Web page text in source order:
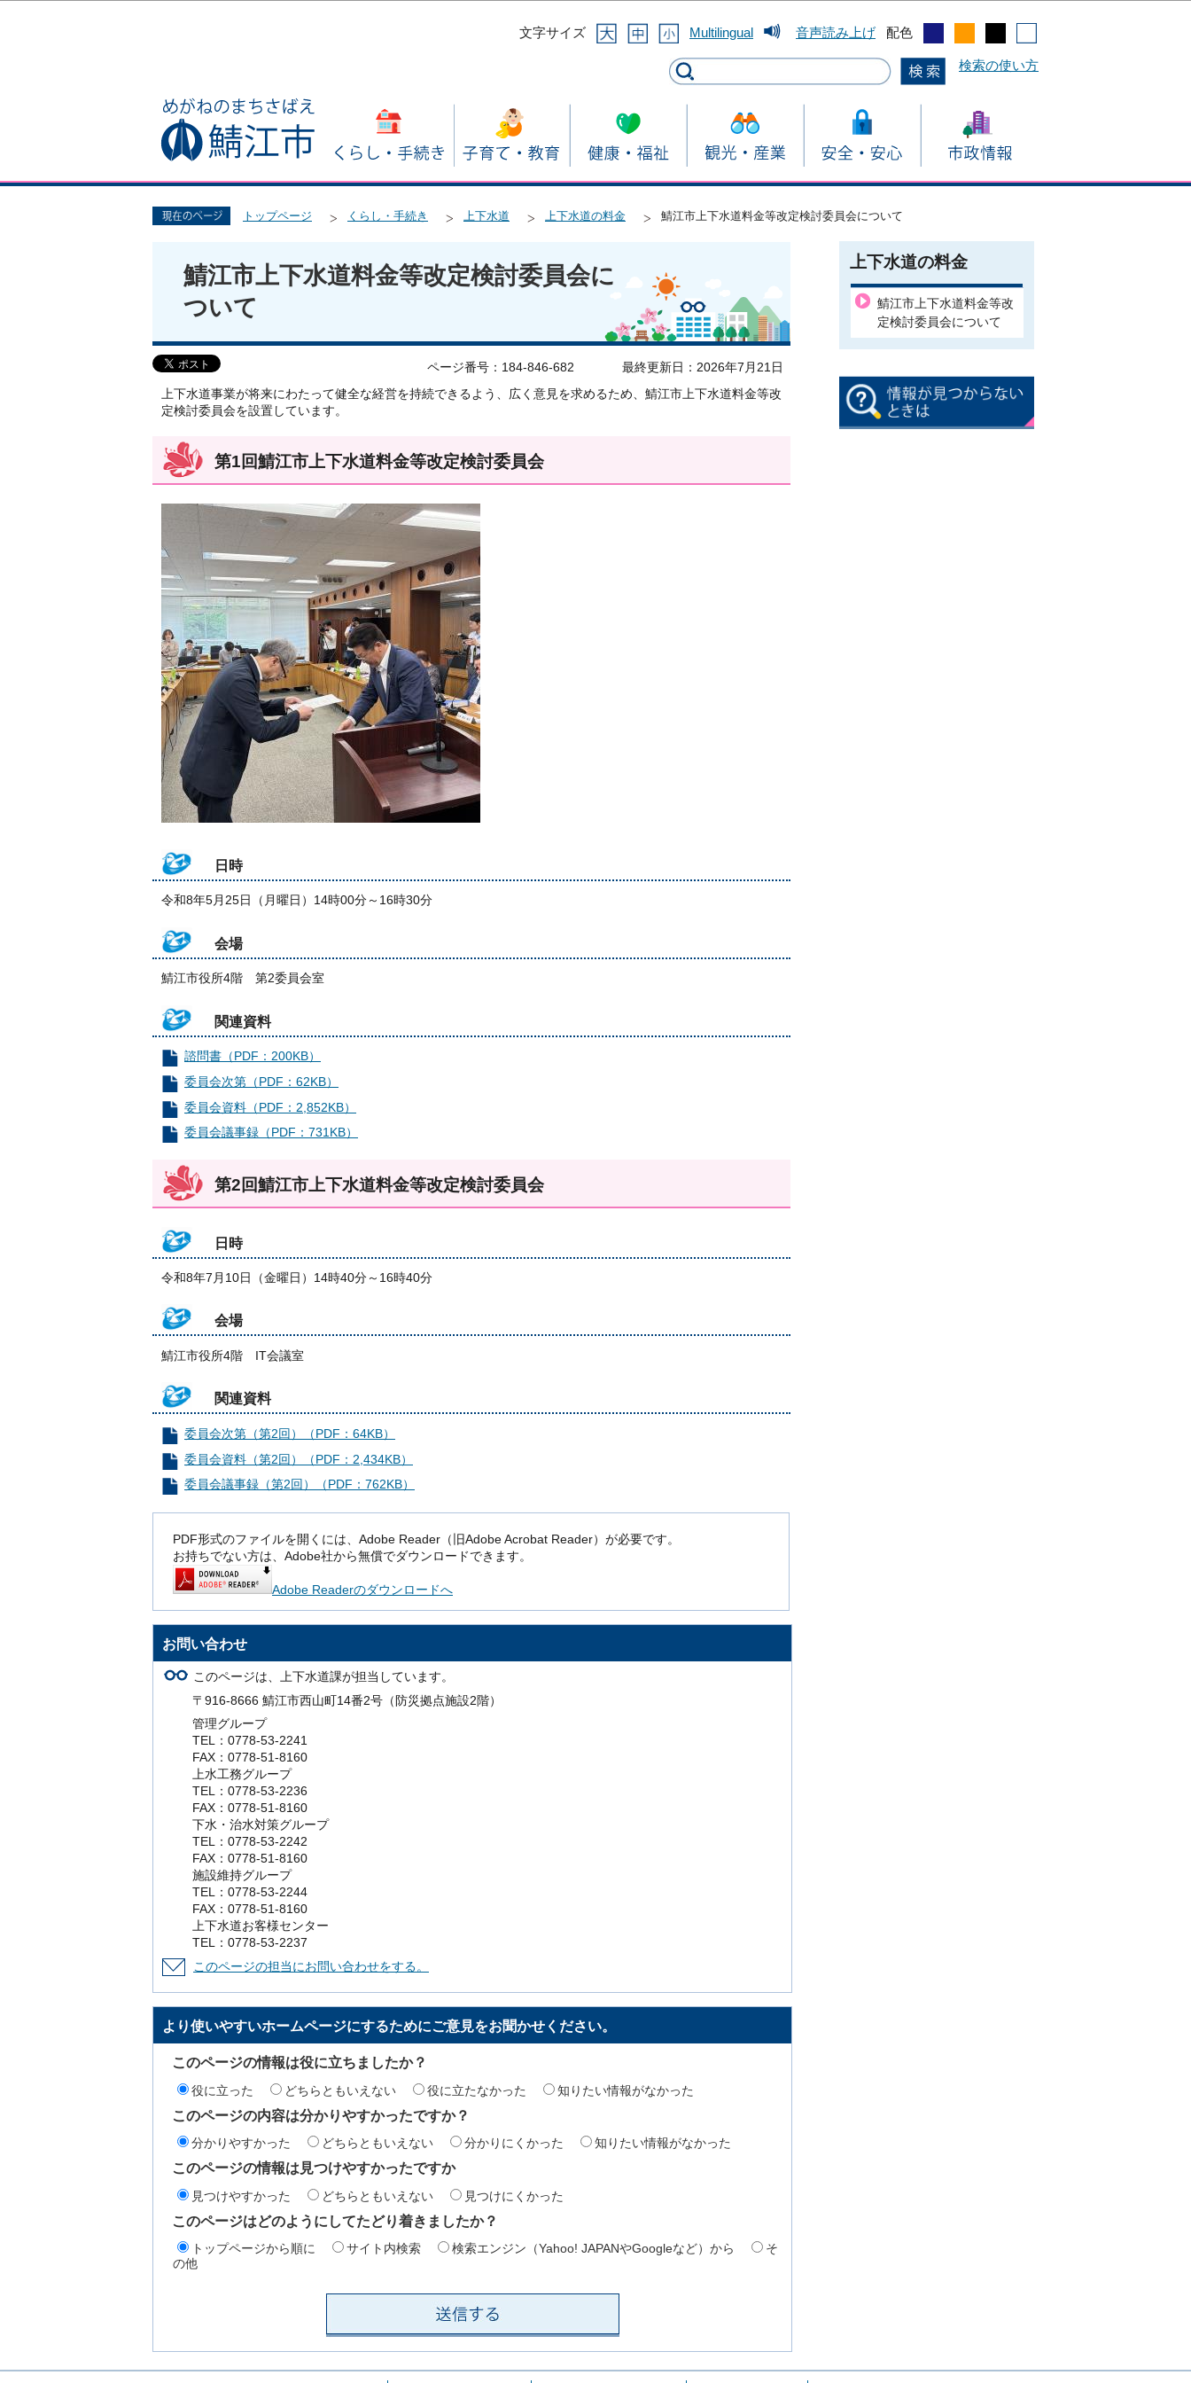
文字サイズ
Multilingual 音声読み上げ 配色
検索の使い方
トップページ くらし・手続き 上下水道 上下水道の料金 鯖江市上下水道料金等改定検討委員会について
鯖江市上下水道料金等改定検討委員会に
ついて
ページ番号：184-846-682
最終更新日：2026年7月21日
上下水道事業が将来にわたって健全な経営を持続できるよう、広く意見を求めるため、鯖江市上下水道料金等改
定検討委員会を設置しています。
第1回鯖江市上下水道料金等改定検討委員会
日時
令和8年5月25日（月曜日）14時00分～16時30分
会場
鯖江市役所4階 第2委員会室
関連資料
諮問書（PDF：200KB）
委員会次第（PDF：62KB）
委員会資料（PDF：2,852KB）
委員会議事録（PDF：731KB）
第2回鯖江市上下水道料金等改定検討委員会
日時
令和8年7月10日（金曜日）14時40分～16時40分
会場
鯖江市役所4階 IT会議室
関連資料
委員会次第（第2回）（PDF：64KB）
委員会資料（第2回）（PDF：2,434KB）
委員会議事録（第2回）（PDF：762KB）
PDF形式のファイルを開くには、Adobe Reader（旧Adobe Acrobat Reader）が必要です。
お持ちでない方は、Adobe社から無償でダウンロードできます。
Adobe Readerのダウンロードへ
お問い合わせ
このページは、上下水道課が担当しています。
〒916-8666 鯖江市西山町14番2号（防災拠点施設2階）
管理グループ
TEL：0778-53-2241
FAX：0778-51-8160
上水工務グループ
TEL：0778-53-2236
FAX：0778-51-8160
下水・治水対策グループ
TEL：0778-53-2242
FAX：0778-51-8160
施設維持グループ
TEL：0778-53-2244
FAX：0778-51-8160
上下水道お客様センター
TEL：0778-53-2237
このページの担当にお問い合わせをする。
より使いやすいホームページにするためにご意見をお聞かせください。
このページの情報は役に立ちましたか？
役に立った どちらともいえない 役に立たなかった 知りたい情報がなかった
このページの内容は分かりやすかったですか？
分かりやすかった どちらともいえない 分かりにくかった 知りたい情報がなかった
このページの情報は見つけやすかったですか
見つけやすかった どちらともいえない 見つけにくかった
このページはどのようにしてたどり着きましたか？
トップページから順に サイト内検索 検索エンジン（Yahoo! JAPANやGoogleなど）から
そ
の他
上下水道の料金
鯖江市上下水道料金等改
定検討委員会について